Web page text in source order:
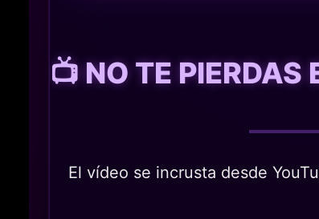
📺 NO TE
El vídeo se incrusta desde